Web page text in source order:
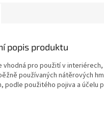
popis produktu
vhodná pro použití v
používaných nátěrových
podle použitého pojiva a účelu